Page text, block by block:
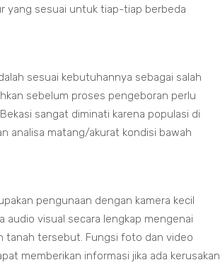
yang sesuai untuk tiap-tiap berbeda
sesuai kebutuhannya sebagai salah
sebelum proses pengeboran perlu
sangat diminati karena populasi di
analisa matang/akurat kondisi bawah
pengunaan dengan kamera kecil
audio visual secara lengkap mengenai
tanah tersebut. Fungsi foto dan video
memberikan informasi jika ada kerusakan